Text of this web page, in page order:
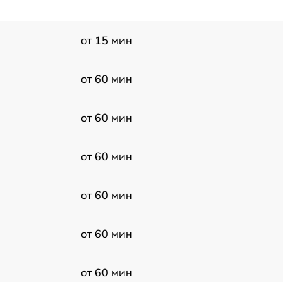
от 15 мин
от 60 мин
от 60 мин
от 60 мин
от 60 мин
от 60 мин
от 60 мин